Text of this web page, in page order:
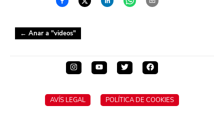
← Anar a "videos"
AVÍS LEGAL POLÍTICA DE COOKIES